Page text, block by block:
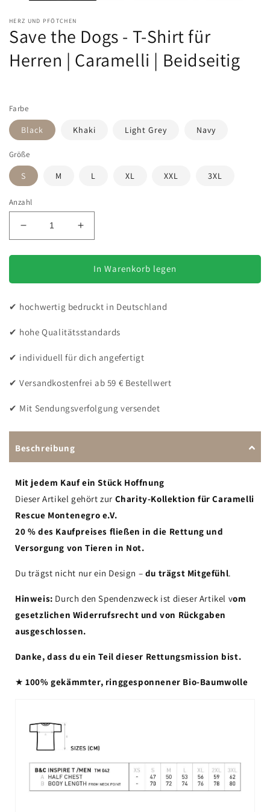
HERZ UND PFÖTCHEN
Save the Dogs - T-Shirt für
Herren | Caramelli | Beidseitig
Farbe
Black Khaki Light Grey Navy
Größe
S M L XL XXL 3XL
Anzahl
Verringere
die
Menge
Save
Dogs
T-
für
|
|
Erhöhe
die
Menge
Save
Dogs
T-
für
|
|
In Warenkorb legen
✔ hochwertig bedruckt in Deutschland
✔ hohe Qualitätsstandards
✔ individuell für dich angefertigt
✔ Versandkostenfrei ab 59 € Bestellwert
✔ Mit Sendungsverfolgung versendet
Beschreibung
Mit jedem Kauf ein Stück Hoffnung
Dieser Artikel gehört zur Charity-Kollektion für Caramelli
Rescue Montenegro e.V.
20 % des Kaufpreises fließen in die Rettung und
Versorgung von Tieren in Not.
Du trägst nicht nur ein Design – du trägst Mitgefühl.
Hinweis: Durch den Spendenzweck ist dieser Artikel vom
gesetzlichen Widerrufsrecht und von Rückgaben
ausgeschlossen.
Danke, dass du ein Teil dieser Rettungsmission bist.
★100% gekämmter, ringgesponnener Bio-Baumwolle